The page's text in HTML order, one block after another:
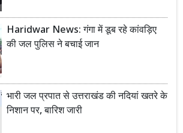
Haridwar News: गंगा में डूब रहे कांवड़िए
की जल पुलिस ने बचाई जान
भारी जल प्रपात से उत्तराखंड की नदियां खतरे के
निशान पर, बारिश जारी